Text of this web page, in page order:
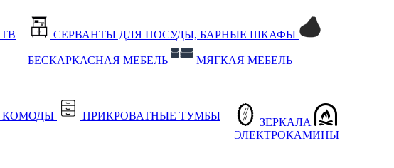
ТВ СЕРВАНТЫ ДЛЯ ПОСУДЫ, БАРНЫЕ ШКАФЫ
БЕСКАРКАСНАЯ МЕБЕЛЬ МЯГКАЯ МЕБЕЛЬ
КОМОДЫ ПРИКРОВАТНЫЕ ТУМБЫ
ЗЕРКАЛА
ЭЛЕКТРОКАМИНЫ